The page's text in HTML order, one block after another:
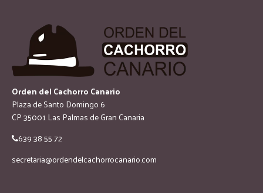
Orden del Cachorro Canario
Plaza de Santo Domingo 6
CP 35001 Las Palmas de Gran Canaria
639 38 55 72
secretaria@ordendelcachorrocanario.com